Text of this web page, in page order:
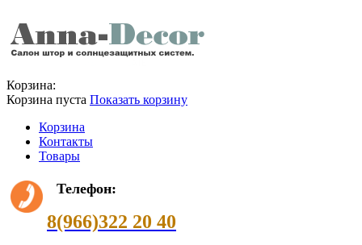
Корзина:
Корзина пуста Показать корзину
Корзина
Контакты
Товары
Телефон:
8(966)322 20 40